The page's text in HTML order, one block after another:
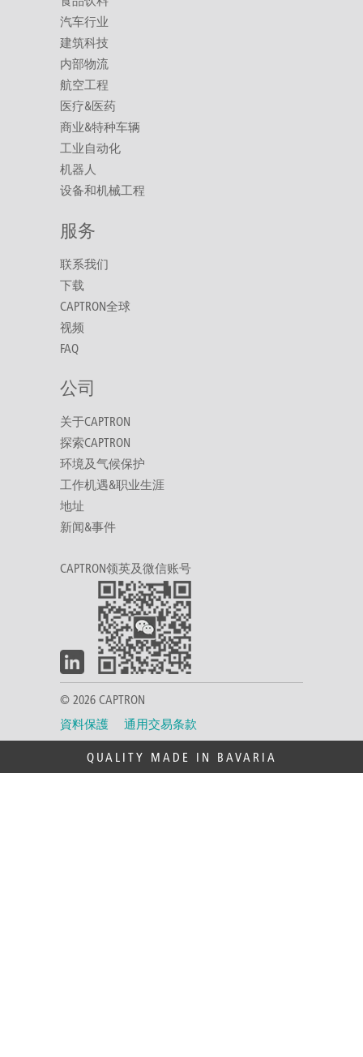
汽车行业
建筑科技
内部物流
航空工程
医疗&医药
商业&特种车辆
工业自动化
机器人
设备和机械工程
服务
联系我们
下载
CAPTRON全球
视频
FAQ
公司
关于CAPTRON
探索CAPTRON
环境及气候保护
工作机遇&职业生涯
地址
新闻&事件
CAPTRON领英及微信账号
© 2026 CAPTRON
資料保護
通用交易条款
QUALITY MADE IN BAVARIA